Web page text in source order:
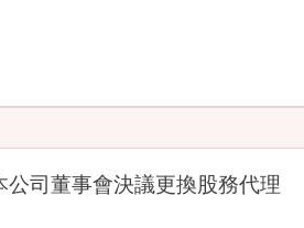
公司董事會決議更換股務代理